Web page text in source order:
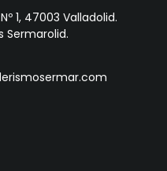
1, 47003 Valladolid.
Sermarolid.